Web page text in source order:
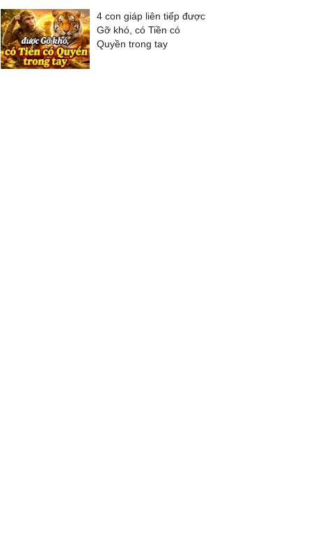
4 con giáp liên tiếp được
Gỡ khó, có Tiền có
Quyền trong tay